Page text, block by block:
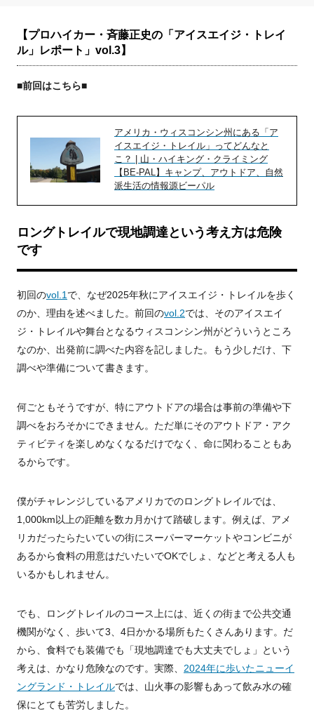
【プロハイカー・斉藤正史の「アイスエイジ・トレイ
ル」レポート」vol.3】
■前回はこちら■
アメリカ・ウィスコンシン州にある「ア
イスエイジ・トレイル」ってどんなと
こ？ | 山・ハイキング・クライミング
【BE-PAL】キャンプ、アウトドア、自然
派生活の情報源ビーパル
ロングトレイルで現地調達という考え方は危険
です
初回のvol.1 で、なぜ2025年秋にアイスエイジ・トレイルを歩く
のか、理由を述べました。前回のvol.2では、そのアイスエイ
ジ・トレイルや舞台となるウィスコンシン州がどういうところ
なのか、出発前に調べた内容を記しました。もう少しだけ、下
調べや準備について書きます。
何ごともそうですが、特にアウトドアの場合は事前の準備や下
調べをおろそかにできません。ただ単にそのアウトドア・アク
ティビティを楽しめなくなるだけでなく、命に関わることもあ
るからです。
僕がチャレンジしているアメリカでのロングトレイルでは、
1,000km以上の距離を数カ月かけて踏破します。例えば、アメ
リカだったらたいていの街にスーパーマーケットやコンビニが
あるから食料の用意はだいたいでOKでしょ、などと考える人も
いるかもしれません。
でも、ロングトレイルのコース上には、近くの街まで公共交通
機関がなく、歩いて3、4日かかる場所もたくさんあります。だ
から、食料でも装備でも「現地調達でも大丈夫でしょ」という
考えは、かなり危険なのです。実際、 2024年に歩いたニューイ
ングランド・トレイルでは、山火事の影響もあって飲み水の確
保にとても苦労しました。